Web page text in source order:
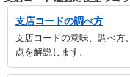
支店コードの調べ方
支店コードの意味、調べ方
点を解説します。